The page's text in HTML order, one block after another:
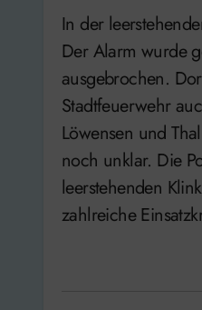
In der leerstehenden Bomberg-Klinik in Bad Pyrmont hat es am Sonntagvormittag erneut gebrannt.
Der Alarm wurde
ausgebrochen.
Stadtfeuerwehr
Löwensen und
noch unklar. Die
leerstehenden
zahlreiche